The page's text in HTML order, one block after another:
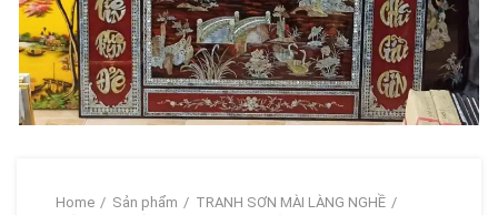
Home Sản phẩm
TRANH SƠN MÀI LÀNG NGHỀ